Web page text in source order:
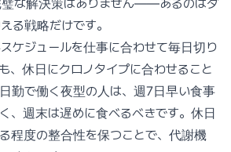
な解決策はありません——あるのはダ
る戦略だけです。
ケジュールを仕事に合わせて毎日切り
、休日にクロノタイプに合わせること
勤で働く夜型の人は、週7日早い食事
、週末は遅めに食べるべきです。休日
程度の整合性を保つことで、代謝機